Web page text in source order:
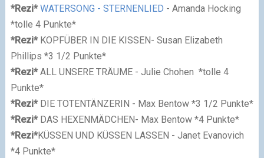
*Rezi*WATERSONG - STERNENLIED - Amanda Hocking
*tolle 4 Punkte*
*Rezi* KOPFÜBER IN DIE KISSEN- Susan Elizabeth
Phillips *3 1/2 Punkte*
*Rezi*ALL UNSERE TRÄUME - Julie Chohen *tolle 4
Punkte*
*Rezi* DIE TOTENTÄNZERIN - Max Bentow *3 1/2 Punkte*
*Rezi* DAS HEXENMÄDCHEN- Max Bentow *4 Punkte*
*Rezi*KÜSSEN UND KÜSSEN LASSEN - Janet Evanovich
*4 Punkte*